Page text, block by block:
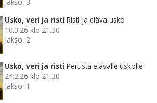
Jakso: 3
Usko, veri ja risti Risti ja elävä usko
10.3.26 klo 21.30
Jakso: 2
Usko, veri ja risti Perusta elävälle uskolle
24.2.26 klo 21.30
Jakso: 1